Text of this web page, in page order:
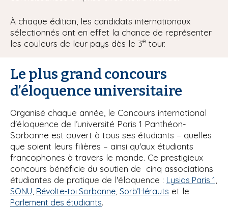
À chaque édition, les candidats internationaux
sélectionnés ont en effet la chance de représenter
les couleurs de leur pays dès le 3e tour.
Le plus grand concours
d’éloquence universitaire
Organisé chaque année, le Concours international
d'éloquence de l’université Paris 1 Panthéon-
Sorbonne est ouvert à tous ses étudiants – quelles
que soient leurs filières – ainsi qu'aux étudiants
francophones à travers le monde. Ce prestigieux
concours bénéficie du soutien de cinq associations
étudiantes de pratique de l'éloquence : Lysias Paris 1
SONU Révolte-toi Sorbonne Sorb’Hérauts et le
Parlement des étudiants.